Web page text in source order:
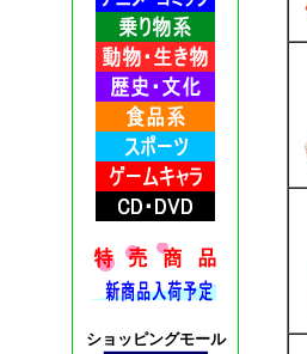
ショッピングモール